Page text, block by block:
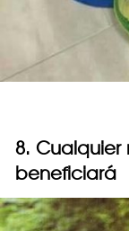
8. Cualquier
beneficiará